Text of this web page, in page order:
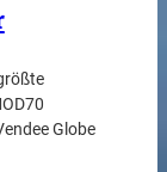
Globe